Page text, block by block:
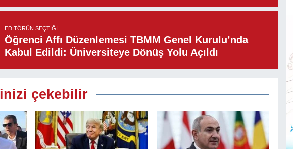
EDITÖRÜN SEÇTIĞI
Öğrenci Affı Düzenlemesi TBMM Genel Kurulu’nda
Kabul Edildi: Üniversiteye Dönüş Yolu Açıldı
çekebilir